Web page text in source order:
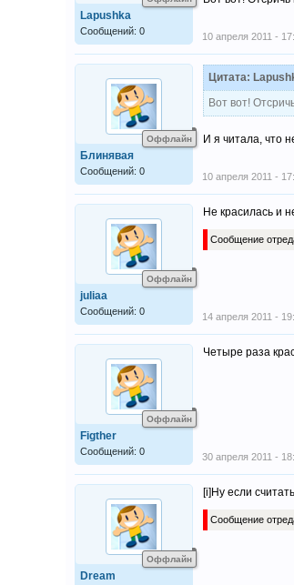
Lapushka
Сообщений: 0 10 апреля 2011 -
Оффлайн
Блинявая
Сообщений: 0
Цитата:
Вот вот!
И я читала, что
10 апреля 2011 -
Оффлайн
juliaa
Сообщений: 0
Не красилась и
Сообщение
14 апреля 2011 -
Оффлайн
Figther
Сообщений: 0
Четыре раза
30 апреля 2011 -
Оффлайн
Dream
[i]Ну если
Сообщение